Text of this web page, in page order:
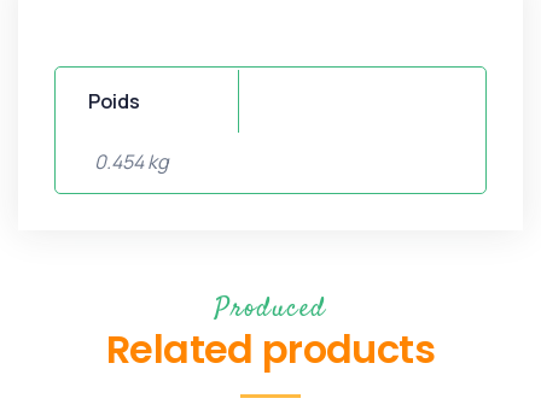
Poids
0.454 kg
Produced
Related products